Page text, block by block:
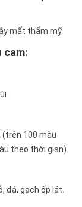
mất thẩm mỹ
cam:
(trên 100 màu
theo thời gian).
đá, gạch ốp lát.